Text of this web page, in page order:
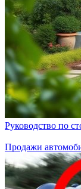
Руководство по
Продажи